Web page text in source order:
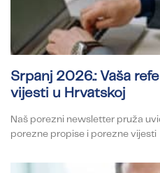
Srpanj 2026.: Vaša
vijesti u Hrvatskoj
Naš porezni newsletter pruža
porezne propise i porezne vijesti